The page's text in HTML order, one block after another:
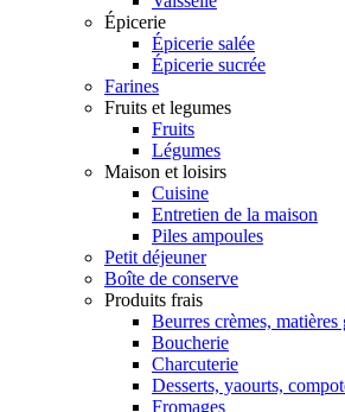
Épicerie
Épicerie salée
Épicerie sucrée
Farines
Fruits et legumes
Fruits
Légumes
Maison et loisirs
Cuisine
Entretien de la maison
Piles ampoules
Petit déjeuner
Boîte de conserve
Produits frais
Beurres crèmes, matières
Boucherie
Charcuterie
Desserts, yaourts,
Fromages